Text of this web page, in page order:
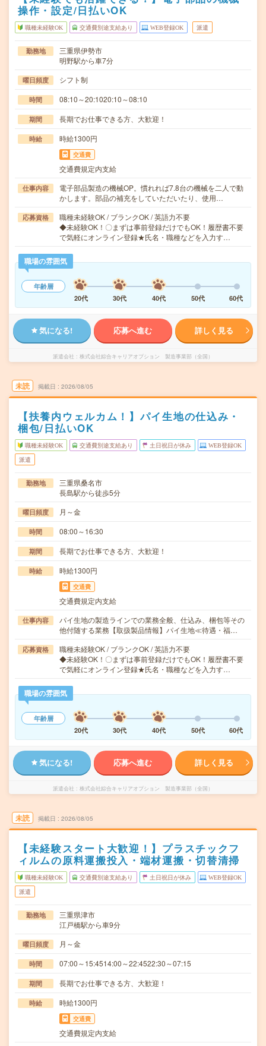
操作・設定/日払いOK
職種未経験OK 交通費別途支給あり WEB登録OK 派遣
勤務地
三重県伊勢市
明野駅から車7分
曜日頻度 シフト制
時間 08:10～20:1020:10～08:10
期間 長期でお仕事できる方、大歓迎！
時給 時給1300円
交通費
交通費規定内支給
仕事内容
電子部品製造の機械OP。慣れれば7.8台の機械を二人で動
かします。部品の補充をしていただいたり、使用…
応募資格
職種未経験OK / ブランクOK / 英語力不要
◆未経験OK！〇まずは事前登録だけでもOK！履歴書不要
で気軽にオンライン登録★氏名・職種などを入力す…
職場の雰囲気
年齢層
20代
30代 40代 50代 60代
気になる! 応募へ進む 詳しく見る
派遣会社 株式会社綜合キャリアオプション 製造事業部（全国）
未読 掲載日 2026/08/05
【扶養内ウェルカム！】パイ生地の仕込み・
梱包/日払いOK
職種未経験OK 交通費別途支給あり 土日祝日が休み WEB登録OK
派遣
勤務地
三重県桑名市
長島駅から徒歩5分
曜日頻度 月～金
時間 08:00～16:30
期間 長期でお仕事できる方、大歓迎！
時給 時給1300円
交通費
交通費規定内支給
仕事内容
パイ生地の製造ラインでの業務全般、仕込み、梱包等その
他付随する業務【取扱製品情報】パイ生地≪待遇・福…
応募資格
職種未経験OK / ブランクOK / 英語力不要
◆未経験OK！〇まずは事前登録だけでもOK！履歴書不要
で気軽にオンライン登録★氏名・職種などを入力す…
職場の雰囲気
年齢層
20代
30代 40代 50代 60代
気になる! 応募へ進む 詳しく見る
派遣会社 株式会社綜合キャリアオプション 製造事業部（全国）
未読 掲載日 2026/08/05
【未経験スタート大歓迎！】プラスチックフ
ィルムの原料運搬投入・端材運搬・切替清掃
職種未経験OK 交通費別途支給あり 土日祝日が休み WEB登録OK
派遣
勤務地
三重県津市
江戸橋駅から車9分
曜日頻度 月～金
時間 07:00～15:4514:00～22:4522:30～07:15
期間 長期でお仕事できる方、大歓迎！
時給 時給1300円
交通費
交通費規定内支給